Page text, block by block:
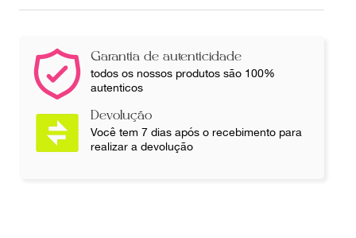
Ainda com dúvidas sobre as medidas? Fale com a nossa
equipe.
Garantia de autenticidade
todos os nossos produtos são 100%
autenticos
Devolução
Você tem 7 dias após o recebimento para
realizar a devolução